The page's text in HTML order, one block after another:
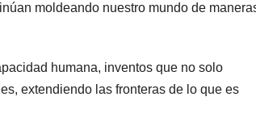
moldeando nuestro ​mundo de
humana, inventos ⁢que⁣ no solo
extendiendo‍ las fronteras ⁤de lo que es